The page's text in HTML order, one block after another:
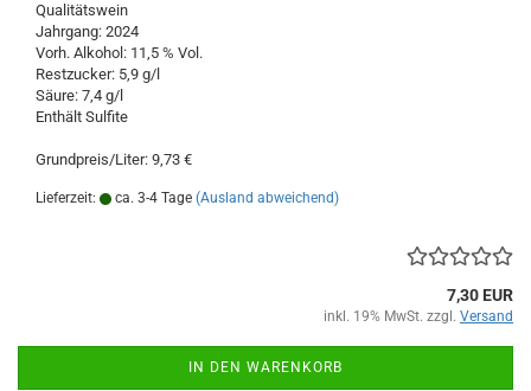
Qualitätswein
Jahrgang: 2024
Vorh. Alkohol: 11,5 % Vol.
Restzucker: 5,9 g/l
Säure: 7,4 g/l
Enthält Sulfite
Grundpreis/Liter: 9,73 €
Lieferzeit: ca. 3-4 Tage (Ausland abweichend)
7,30 EUR
inkl. 19% MwSt. zzgl. Versand
IN DEN WARENKORB